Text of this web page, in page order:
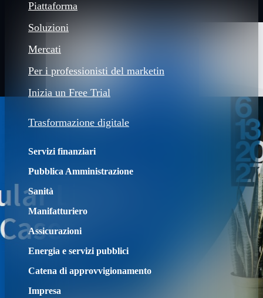
Piattaforma
Soluzioni
Mercati
Per i professionisti del marketin
Inizia un Free Trial
Trasformazione digitale
Servizi finanziari
Pubblica Amministrazione
Sanità
Manifatturiero
Assicurazioni
Energia e servizi pubblici
Catena di approvvigionamento
Impresa